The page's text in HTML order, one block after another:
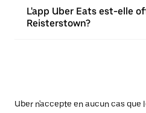
L'app Uber Eats est-elle
Reisterstown?
Uber n'accepte en aucun cas